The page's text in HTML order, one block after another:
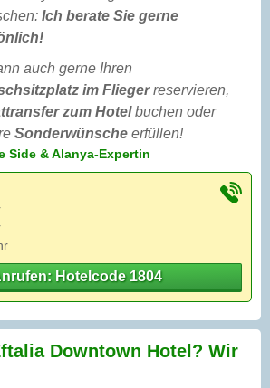
Ich berate Sie gerne
auch gerne Ihren
im Fliegerreservieren,
zum Hotelbuchen oder
Sonderwünsche erfüllen!
Side & Alanya-Expertin
Hotelcode 1804
Downtown Hotel? Wir